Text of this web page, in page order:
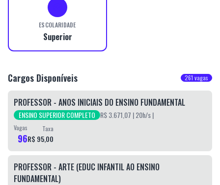
ESCOLARIDADE
Superior
Cargos Disponíveis 261 vagas
PROFESSOR - ANOS INICIAIS DO ENSINO FUNDAMENTAL
ENSINO SUPERIOR COMPLETO R$ 3.671,07 | 20h/s|
Vagas
96
Taxa
R$ 95,00
PROFESSOR - ARTE (EDUC INFANTIL AO ENSINO
FUNDAMENTAL)